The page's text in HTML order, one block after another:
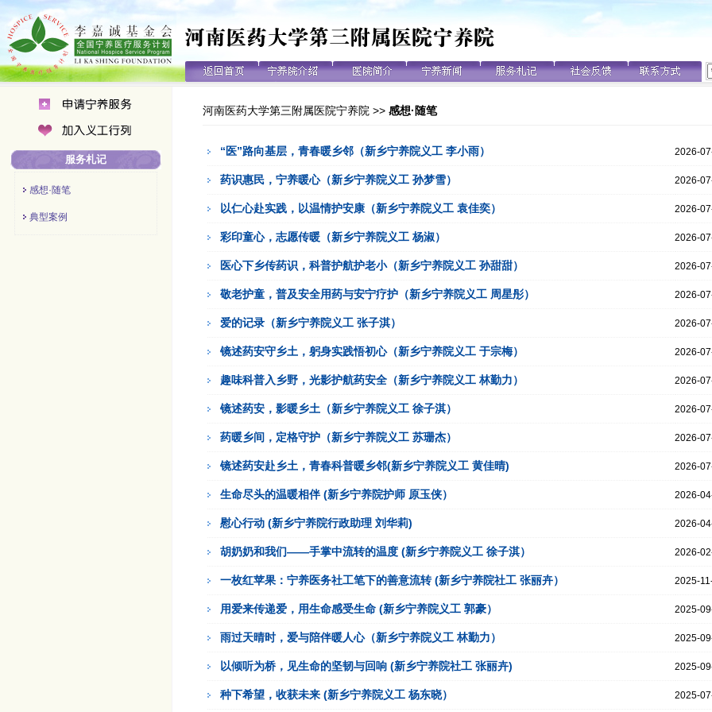
服务札记
感想·随笔
典型案例
河南医药大学第三附属医院宁养院 >> 感想·随笔
“医”路向基层，青春暖乡邻（新乡宁养院义工 李小雨） 2026-
药识惠民，宁养暖心（新乡宁养院义工 孙梦雪） 2026-
以仁心赴实践，以温情护安康（新乡宁养院义工 袁佳奕） 2026-
彩印童心，志愿传暖（新乡宁养院义工 杨淑） 2026-
医心下乡传药识，科普护航护老小（新乡宁养院义工 孙甜甜） 2026-
敬老护童，普及安全用药与安宁疗护（新乡宁养院义工 周星彤） 2026-
爱的记录（新乡宁养院义工 张子淇） 2026-
镜述药安守乡土，躬身实践悟初心（新乡宁养院义工 于宗梅） 2026-
趣味科普入乡野，光影护航药安全（新乡宁养院义工 林勤力） 2026-
镜述药安，影暖乡土（新乡宁养院义工 徐子淇） 2026-
药暖乡间，定格守护（新乡宁养院义工 苏珊杰） 2026-
镜述药安赴乡土，青春科普暖乡邻(新乡宁养院义工 黄佳晴) 2026-
生命尽头的温暖相伴 (新乡宁养院护师 原玉侠） 2026-
慰心行动 (新乡宁养院行政助理 刘华莉) 2026-
胡奶奶和我们——手掌中流转的温度 (新乡宁养院义工 徐子淇） 2026-
一枚红苹果：宁养医务社工笔下的善意流转 (新乡宁养院社工 张丽卉） 2025-
用爱来传递爱，用生命感受生命 (新乡宁养院义工 郭豪） 2025-
雨过天晴时，爱与陪伴暖人心（新乡宁养院义工 林勤力） 2025-
以倾听为桥，见生命的坚韧与回响 (新乡宁养院社工 张丽卉) 2025-
种下希望，收获未来 (新乡宁养院义工 杨东晓） 2025-